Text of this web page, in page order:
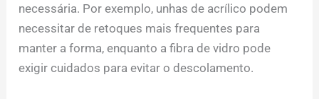
necessária. Por exemplo, unhas de acrílico podem
necessitar de retoques mais frequentes para
manter a forma, enquanto a fibra de vidro pode
exigir cuidados para evitar o descolamento.